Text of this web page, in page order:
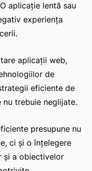
aplicație lentă sau
experiența
aplicații web,
de
eficiente de
nu trebuie neglijate.
presupune nu
ci și o înțelegere
și a obiectivelor